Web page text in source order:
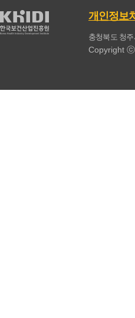
개인정보
충청북도 청
Copyright ⓒ